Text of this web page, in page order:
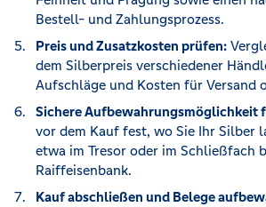
Bestell- und Zahlungsprozess.
Preis und Zusatzkosten prüfen:
dem Silberpreis verschiedener
Aufschläge und Kosten für Versand
Sichere Aufbewahrungsmöglichkeit
vor dem Kauf fest, wo Sie Ihr Silber
etwa im Tresor oder im Schließfach
Raiffeisenbank.
Kauf abschließen und Belege